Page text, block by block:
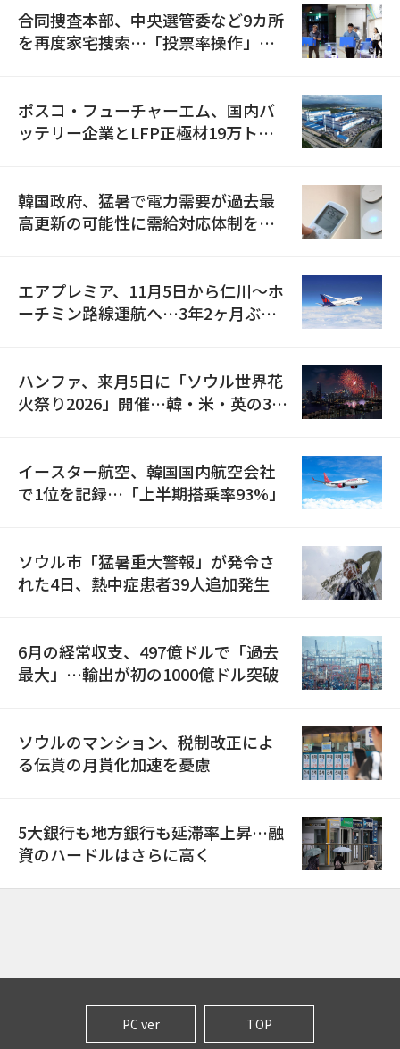
合同捜査本部、中央選管委など9カ所
を再度家宅捜索…「投票率操作」の
ポスコ・フューチャーエム、国内バ
ッテリー企業とLFP正極材19万トン
韓国政府、猛暑で電力需要が過去最
高更新の可能性に需給対応体制を点
エアプレミア、11月5日から仁川〜ホ
ーチミン路線運航へ…3年2ヶ月ぶり
ハンファ、来月5日に「ソウル世界花
火祭り2026」開催…韓・米・英の3カ
イースター航空、韓国国内航空会社
で1位を記録…「上半期搭乗率93%」
ソウル市「猛暑重大警報」が発令さ
れた4日、熱中症患者39人追加発生
6月の経常収支、497億ドルで「過去
最大」…輸出が初の1000億ドル突破
ソウルのマンション、税制改正によ
る伝貰の月貰化加速を憂慮
5大銀行も地方銀行も延滞率上昇…融
資のハードルはさらに高く
PC ver TOP